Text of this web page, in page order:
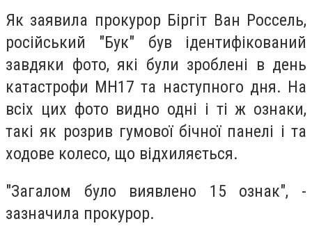
Як заявила прокурор Біргіт Ван Россель,
російський "Бук" був ідентифікований
завдяки фото, які були зроблені в день
катастрофи MH17 та наступного дня. На
всіх цих фото видно одні і ті ж ознаки,
такі як розрив гумової бічної панелі і та
ходове колесо, що відхиляється.
"Загалом було виявлено 15 ознак", -
зазначила прокурор.